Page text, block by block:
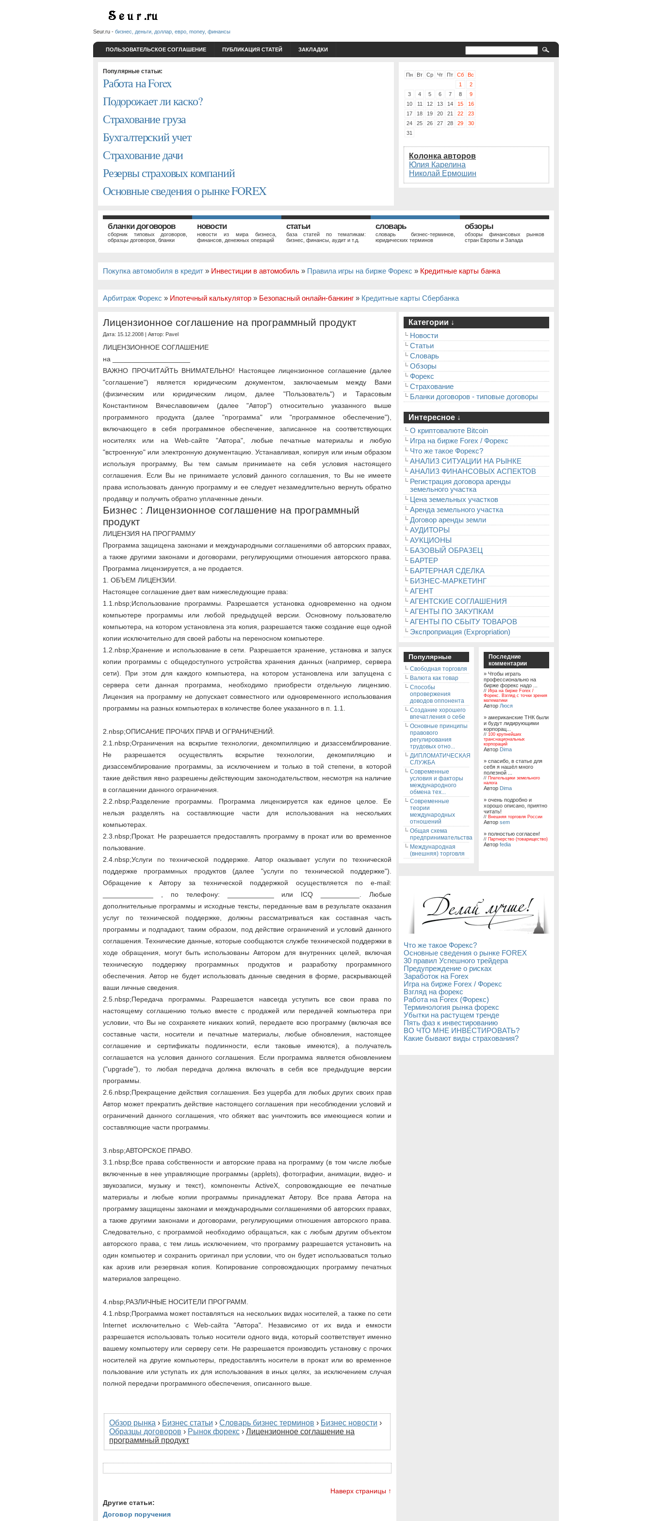
Seur.ru - бизнес, деньги, доллар, евро, money, финансы
ПОЛЬЗОВАТЕЛЬСКОЕ СОГЛАШЕНИЕ ПУБЛИКАЦИЯ СТАТЕЙ ЗАКЛАДКИ
Популярные статьи:
Работа на Forex
Подорожает ли каско?
Страхование груза
Бухгалтерский учет
Страхование дачи
Резервы страховых компаний
Основные сведения о рынке FOREX
Пн Вт Ср Чт Пт Сб
Вс
1
2
3
4 5 6 7 8
9
10
11 12 13 14 15
16
17
18 19 20 21 22
23
24
25 26 27 28 29
30
31
Колонка авторов
Юлия Карелина
Николай Ермошин
бланки договоров
сборник типовых договоров,
образцы договоров, бланки
новости
новости из мира бизнеса,
финансов, денежных операций
статьи
база статей по тематикам:
бизнес, финансы, аудит и т.д.
словарь
словарь бизнес-терминов,
юридических терминов
обзоры
обзоры финансовых рынков
стран Европы и Запада
Покупка автомобиля в кредит » Инвестиции в автомобиль » Правила игры на бирже Форекс » Кредитные карты банка
Арбитраж Форекс » Ипотечный калькулятор » Безопасный онлайн-банкинг » Кредитные карты Сбербанка
Лицензионное соглашение на программный продукт
Дата: 15.12.2008 | Автор: Pavel
ЛИЦЕНЗИОННОЕ СОГЛАШЕНИЕ
на ____________________
ВАЖНО ПРОЧИТАЙТЬ ВНИМАТЕЛЬНО! Настоящее лицензионное соглашение (далее
"соглашение") является юридическим документом, заключаемым между Вами
(физическим или юридическим лицом, далее "Пользователь") и Тарасовым
Константином Вячеславовичем (далее "Автор") относительно указанного выше
программного продукта (далее "программа" или "программное обеспечение"),
включающего в себя программное обеспечение, записанное на соответствующих
носителях или на Web-сайте "Автора", любые печатные материалы и любую
"встроенную" или электронную документацию. Устанавливая, копируя или иным образом
используя программу, Вы тем самым принимаете на себя условия настоящего
соглашения. Если Вы не принимаете условий данного соглашения, то Вы не имеете
права использовать данную программу и ее следует незамедлительно вернуть обратно
продавцу и получить обратно уплаченные деньги.
Бизнес : Лицензионное соглашение на программный
продукт
ЛИЦЕНЗИЯ НА ПРОГРАММУ
Программа защищена законами и международными соглашениями об авторских правах,
а также другими законами и договорами, регулирующими отношения авторского права.
Программа лицензируется, а не продается.
1. ОБЪЕМ ЛИЦЕНЗИИ.
Настоящее соглашение дает вам нижеследующие права:
1.1.nbsp;Использование программы. Разрешается установка одновременно на одном
компьютере программы или любой предыдущей версии. Основному пользователю
компьютера, на котором установлена эта копия, разрешается также создание еще одной
копии исключительно для своей работы на переносном компьютере.
1.2.nbsp;Хранение и использование в сети. Разрешается хранение, установка и запуск
копии программы с общедоступного устройства хранения данных (например, сервера
сети). При этом для каждого компьютера, на котором установлена или запущена с
сервера сети данная программа, необходимо приобрести отдельную лицензию.
Лицензия на программу не допускает совместного или одновременного использования
программы на разных компьютерах в количестве более указанного в п. 1.1.
2.nbsp;ОПИСАНИЕ ПРОЧИХ ПРАВ И ОГРАНИЧЕНИЙ.
2.1.nbsp;Ограничения на вскрытие технологии, декомпиляцию и дизассемблирование.
Не разрешается осуществлять вскрытие технологии, декомпиляцию и
дизассемблирование программы, за исключением и только в той степени, в которой
такие действия явно разрешены действующим законодательством, несмотря на наличие
в соглашении данного ограничения.
2.2.nbsp;Разделение программы. Программа лицензируется как единое целое. Ее
нельзя разделять на составляющие части для использования на нескольких
компьютерах.
2.3.nbsp;Прокат. Не разрешается предоставлять программу в прокат или во временное
пользование.
2.4.nbsp;Услуги по технической поддержке. Автор оказывает услуги по технической
поддержке программных продуктов (далее "услуги по технической поддержке").
Обращение к Автору за технической поддержкой осуществляется по e-mail:
_____________ , по телефону: ____________ или ICQ __________. Любые
дополнительные программы и исходные тексты, переданные вам в результате оказания
услуг по технической поддержке, должны рассматриваться как составная часть
программы и подпадают, таким образом, под действие ограничений и условий данного
соглашения. Технические данные, которые сообщаются службе технической поддержки в
ходе обращения, могут быть использованы Автором для внутренних целей, включая
техническую поддержку программных продуктов и разработку программного
обеспечения. Автор не будет использовать данные сведения в форме, раскрывающей
ваши личные сведения.
2.5.nbsp;Передача программы. Разрешается навсегда уступить все свои права по
настоящему соглашению только вместе с продажей или передачей компьютера при
условии, что Вы не сохраняете никаких копий, передаете всю программу (включая все
составные части, носители и печатные материалы, любые обновления, настоящее
соглашение и сертификаты подлинности, если таковые имеются), а получатель
соглашается на условия данного соглашения. Если программа является обновлением
("upgrade"), то любая передача должна включать в себя все предыдущие версии
программы.
2.6.nbsp;Прекращение действия соглашения. Без ущерба для любых других своих прав
Автор может прекратить действие настоящего соглашения при несоблюдении условий и
ограничений данного соглашения, что обяжет вас уничтожить все имеющиеся копии и
составляющие части программы.
3.nbsp;АВТОРСКОЕ ПРАВО.
3.1.nbsp;Все права собственности и авторские права на программу (в том числе любые
включенные в нее управляющие программы (applets), фотографии, анимации, видео- и
звукозаписи, музыку и текст), компоненты ActiveX, сопровождающие ее печатные
материалы и любые копии программы принадлежат Автору. Все права Автора на
программу защищены законами и международными соглашениями об авторских правах,
а также другими законами и договорами, регулирующими отношения авторского права.
Следовательно, с программой необходимо обращаться, как с любым другим объектом
авторского права, с тем лишь исключением, что программу разрешается установить на
один компьютер и сохранить оригинал при условии, что он будет использоваться только
как архив или резервная копия. Копирование сопровождающих программу печатных
материалов запрещено.
4.nbsp;РАЗЛИЧНЫЕ НОСИТЕЛИ ПРОГРАММ.
4.1.nbsp;Программа может поставляться на нескольких видах носителей, а также по сети
Internet исключительно с Web-сайта "Автора". Независимо от их вида и емкости
разрешается использовать только носители одного вида, который соответствует именно
вашему компьютеру или серверу сети. Не разрешается производить установку с прочих
носителей на другие компьютеры, предоставлять носители в прокат или во временное
пользование или уступать их для использования в иных целях, за исключением случая
полной передачи программного обеспечения, описанного выше.
Обзор рынка › Бизнес статьи › Словарь бизнес терминов › Бизнес новости ›
Образцы договоров › Рынок форекс › Лицензионное соглашение на
программный продукт
Наверх страницы ↑
Другие статьи:
Договор поручения
Категории ↓
Новости
Статьи
Словарь
Обзоры
Форекс
Страхование
Бланки договоров - типовые договоры
Интересное ↓
О криптовалюте Bitcoin
Игра на бирже Forex / Форекс
Что же такое Форекс?
АНАЛИЗ СИТУАЦИИ НА РЫНКЕ
АНАЛИЗ ФИНАНСОВЫХ АСПЕКТОВ
Регистрация договора аренды
земельного участка
Цена земельных участков
Аренда земельного участка
Договор аренды земли
АУДИТОРЫ
АУКЦИОНЫ
БАЗОВЫЙ ОБРАЗЕЦ
БАРТЕР
БАРТЕРНАЯ СДЕЛКА
БИЗНЕС-МАРКЕТИНГ
АГЕНТ
АГЕНТСКИЕ СОГЛАШЕНИЯ
АГЕНТЫ ПО ЗАКУПКАМ
АГЕНТЫ ПО СБЫТУ ТОВАРОВ
Экспроприация (Expropriation)
Популярные
Свободная торговля
Валюта как товар
Способы
опровержения
доводов оппонента
Создание хорошего
впечатления о себе
Основные принципы
правового
регулирования
трудовых отно...
ДИПЛОМАТИЧЕСКАЯ
СЛУЖБА
Современные
условия и факторы
международного
обмена тех...
Современные
теории
международных
отношений
Общая схема
предпринимательства
Международная
(внешняя) торговля
Последние
комментарии
» Чтобы играть
профессионально на
бирже форекс надо ...
// Игра на бирже Forex /
Форекс. Взгляд с точки зрения
математики
Автор Люся
» американские ТНК были
и будут лидирующими
корпорац...
// 100 крупнейших
транснациональных
корпораций
Автор Dima
» спасибо, в статье для
себя я нашёл много
полезной ...
// Плательщики земельного
налога
Автор Dima
» очень подробно и
хорошо описано, приятно
читать!
// Внешняя торговля России
Автор sem
» полностью согласен!
// Партнерство (товарищество)
Автор fedia
Что же такое Форекс?
Основные сведения о рынке FOREX
30 правил Успешного трейдера
Предупреждение о рисках
Заработок на Forex
Игра на бирже Forex / Форекс
Взгляд на форекс
Работа на Forex (Форекс)
Терминология рынка форекс
Убытки на растущем тренде
Пять фаз к инвестированию
ВО ЧТО МНЕ ИНВЕСТИРОВАТЬ?
Какие бывают виды страхования?